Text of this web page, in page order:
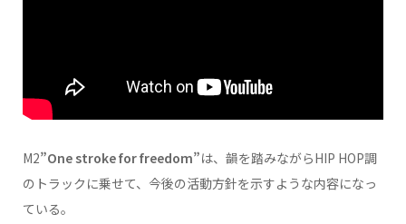
M2”One stroke for freedom”は、韻を踏みながらHIP HOP調
のトラックに乗せて、今後の活動方針を示すような内容になっ
ている。